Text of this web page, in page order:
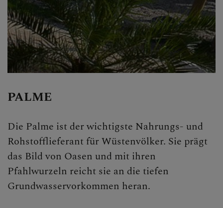
Personen
Veranstaltungen
Jobbörse
Pfarrservice
GLAUBEN
ERLEBEN
Pilgern
PALME
Die Palme ist der wichtigste Nahrungs- und
Rohstofflieferant für Wüstenvölker. Sie prägt
das Bild von Oasen und mit ihren
Pfahlwurzeln reicht sie an die tiefen
Grundwasservorkommen heran.